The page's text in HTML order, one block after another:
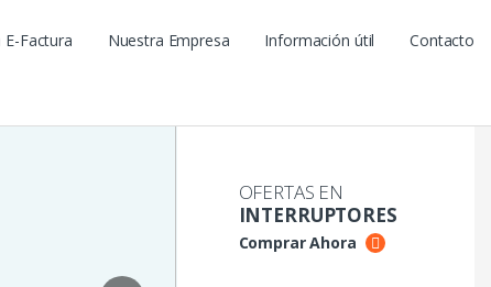
Factura Nuestra Empresa Información útil Contacto
OFERTAS EN
INTERRUPTORES
Comprar Ahora